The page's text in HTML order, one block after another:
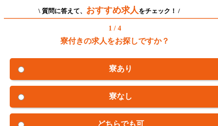
\ 質問に答えて、 おすすめ求人 をチェック！ /
1 / 4
寮付きの求人をお探しですか？
寮あり
寮なし
どちらでも可